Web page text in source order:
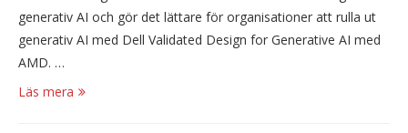
generativ AI och gör det lättare för organisationer att rulla ut
generativ AI med Dell Validated Design for Generative AI med
AMD. …
Läs mera